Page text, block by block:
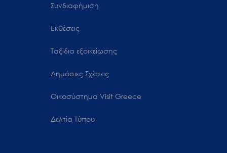
Συνδιαφήμιση
Εκθέσεις
Ταξίδια εξοικείωσης
Δημόσιες Σχέσεις
Oικοσύστημα Visit Greece
Δελτία Τύπου